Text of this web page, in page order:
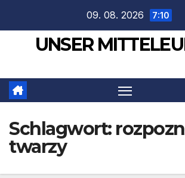
springen
09. 08. 2026 7:10
UNSER
Schlagwort:
twarzy